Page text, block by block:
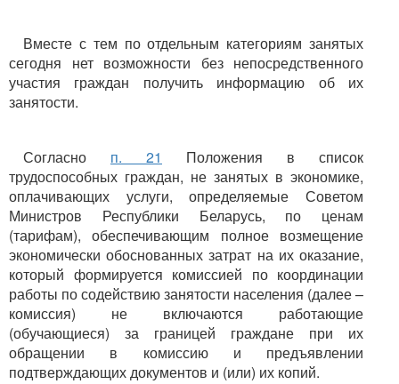
Вместе с тем по отдельным категориям занятых
сегодня нет возможности без непосредственного
участия граждан получить информацию об их
занятости.
Согласно п. 21
Положения в список
трудоспособных граждан, не занятых в экономике,
оплачивающих услуги, определяемые Советом
Министров Республики Беларусь, по ценам
(тарифам), обеспечивающим полное возмещение
экономически обоснованных затрат на их оказание,
который формируется комиссией по координации
работы по содействию занятости населения (далее –
комиссия) не включаются работающие
(обучающиеся) за границей граждане при их
обращении в комиссию и предъявлении
подтверждающих документов и (или) их копий.